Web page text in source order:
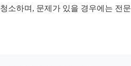
소하며, 문제가 있을 경우에는 전